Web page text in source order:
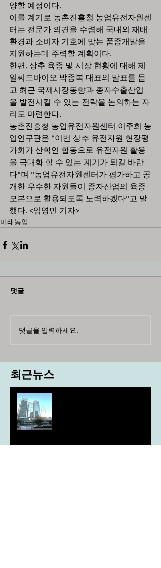
양할 예정이다.
이를 계기로 농촌진흥청 농업유전자원센
터는 전문가 의견을 수렴해 국내외 재배
환경과 소비자 기호에 맞는 품종개발을
지원하는데 주력할 계획이다.
한편, 상추 육종 및 시장 현황에 대해 제
일씨드바이오 박종복 대표의 발표를 듣
고 최근 국제시장동향과 종자수출산업
을 발전시킬 수 있는 전략을 논의하는 자
리도 마련한다.
농촌진흥청 농업유전자원센터 이주희 농
업연구관은 "이번 상추 유전자원 현장평
가회가 산학연 합동으로 유전자원 활용
을 극대화 할 수 있는 계기가 되길 바란
다"며 "농업유전자원센터가 평가하고 공
개한 우수한 자원들이 종자산업의 육종
모본으로 활용되도록 노력하겠다"고 말
했다. <임영민 기자>
미래농업
댓글
댓글을 입력하세요.
최근뉴스